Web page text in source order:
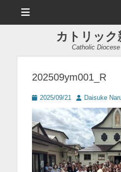
ュ
カトリック
Catholic
202509ym001_R
投
稿
日
2025/09/21
投
稿
者
Daisuke